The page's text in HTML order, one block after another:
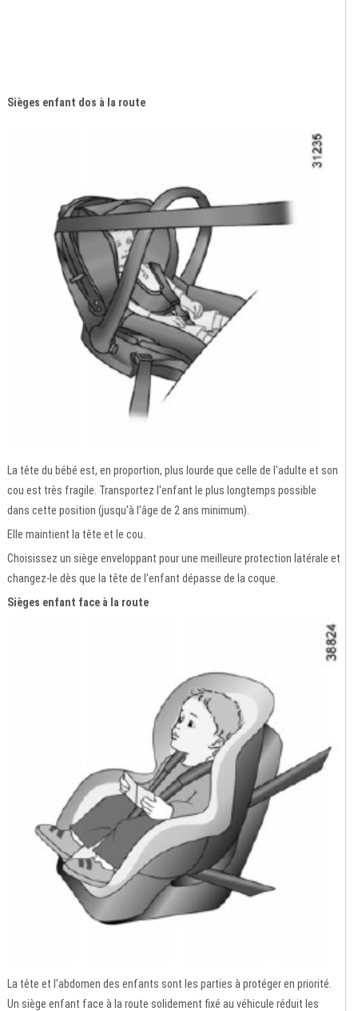
Sièges enfant dos à la route
La tête du bébé est, en proportion, plus lourde que celle de l'adulte et son
cou est très fragile. Transportez l'enfant le plus longtemps possible
dans cette position (jusqu'à l'âge de 2 ans minimum).
Elle maintient la tête et le cou.
Choisissez un siège enveloppant pour une meilleure protection latérale et
changez-le dès que la tête de l'enfant dépasse de la coque.
Sièges enfant face à la route
La tête et l'abdomen des enfants sont les parties à protéger en priorité.
Un siège enfant face à la route solidement fixé au véhicule réduit les